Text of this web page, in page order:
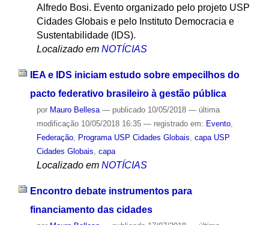
Alfredo Bosi. Evento organizado pelo projeto USP
Cidades Globais e pelo Instituto Democracia e
Sustentabilidade (IDS).
Localizado em NOTÍCIAS
IEA e IDS iniciam estudo sobre empecilhos do
pacto federativo brasileiro à gestão pública
por Mauro Bellesa — publicado10/05/2018 — última
modificação10/05/2018 16:35 — registrado em: Evento,
Federação, Programa USP Cidades Globais, capa USP
Cidades Globais, capa
Localizado em NOTÍCIAS
Encontro debate instrumentos para
financiamento das cidades